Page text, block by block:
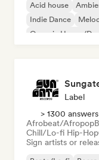
Acid house
Indie Dance
Organic House/
Label
> 1300
Afrobeat/Afropop
Chill/Lo-fi Hip-Hop
Sign artists or